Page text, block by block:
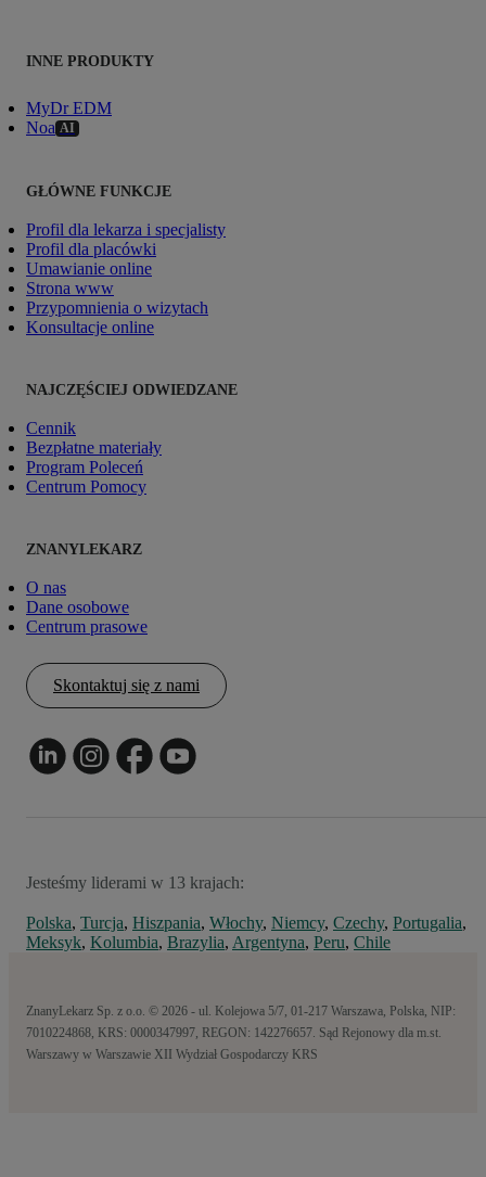
INNE PRODUKTY
MyDr EDM
Noa AI
GŁÓWNE FUNKCJE
Profil dla lekarza i specjalisty
Profil dla placówki
Umawianie online
Strona www
Przypomnienia o wizytach
Konsultacje online
NAJCZĘŚCIEJ ODWIEDZANE
Cennik
Bezpłatne materiały
Program Poleceń
Centrum Pomocy
ZNANYLEKARZ
O nas
Dane osobowe
Centrum prasowe
Skontaktuj się z nami
Jesteśmy liderami w 13 krajach:
Polska, Turcja, Hiszpania, Włochy, Niemcy, Czechy, Portugalia,
Meksyk, Kolumbia, Brazylia, Argentyna, Peru, Chile
ZnanyLekarz Sp. z o.o. © 2026 - ul. Kolejowa 5/7, 01-217 Warszawa, Polska, NIP:
7010224868, KRS: 0000347997, REGON: 142276657. Sąd Rejonowy dla m.st.
Warszawy w Warszawie XII Wydział Gospodarczy KRS